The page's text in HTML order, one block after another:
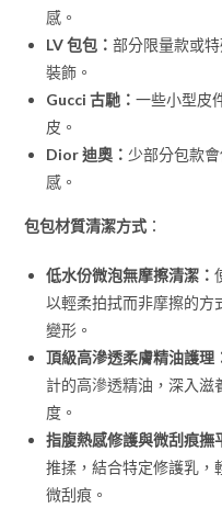
感。
LV 包包：部分限量款或
裝飾。
Gucci 古馳：一些小型皮
皮。
Dior 迪奧： 少部分包款
感。
包包材質清潔方式 ：
低水份微泡無摩擦清潔：
以輕柔拍拭而非摩擦的方
變形。
頂級高滲透柔膚精油護理
計的高滲透精油，深入滋
度。
指腹熱感修護與微刮痕撫
推揉，結合特定修護乳，
微刮痕。